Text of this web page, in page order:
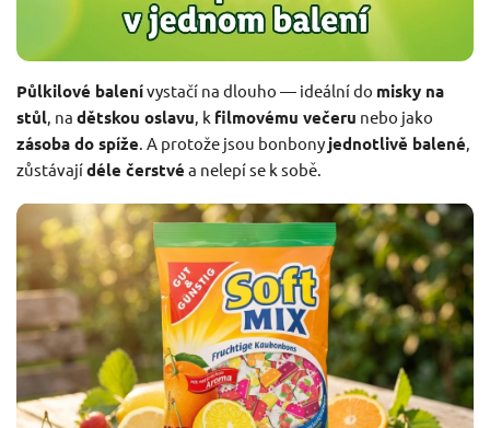
Půlkilové balenívystačí na dlouho — ideální do misky na
stůl, na dětskou oslavu, k filmovému večeru nebo jako
zásoba do spíže. A protože jsou bonbonyjednotlivě balené,
zůstávajídéle čerstvé a nelepí se k sobě.